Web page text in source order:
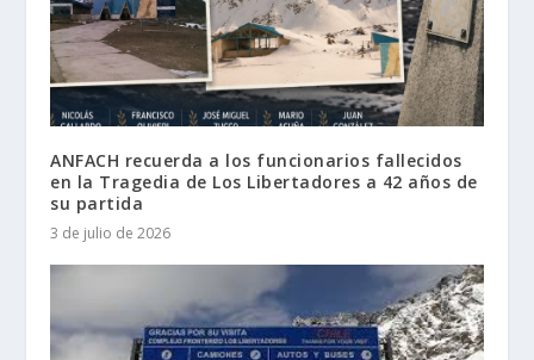
ANFACH recuerda a los funcionarios fallecidos
en la Tragedia de Los Libertadores a 42 años de
su partida
3 de julio de 2026